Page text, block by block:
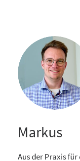
Markus
Aus der Praxis